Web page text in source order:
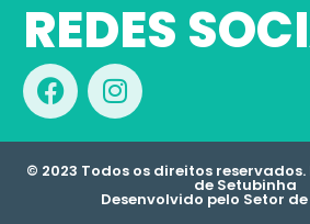
REDES
© 2023 Todos os direitos
de Setubinha
Desenvolvido pelo Setor de